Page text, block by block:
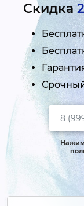
Скидка